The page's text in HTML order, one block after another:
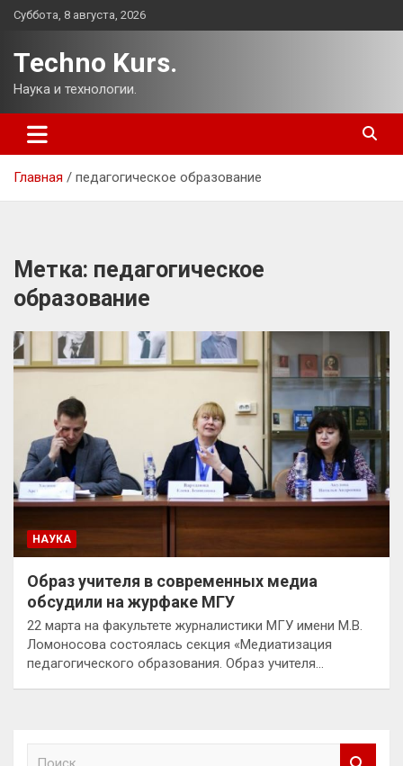
Перейти
Суббота, 8 августа, 2026
Techno Kurs.
Наука и технологии.
Главная педагогическое образование
Метка: педагогическое
образование
НАУКА
Образ учителя в современных медиа
обсудили на журфаке МГУ
22 марта на факультете журналистики МГУ имени М.В.
Ломоносова состоялась секция «Медиатизация
педагогического образования. Образ учителя…